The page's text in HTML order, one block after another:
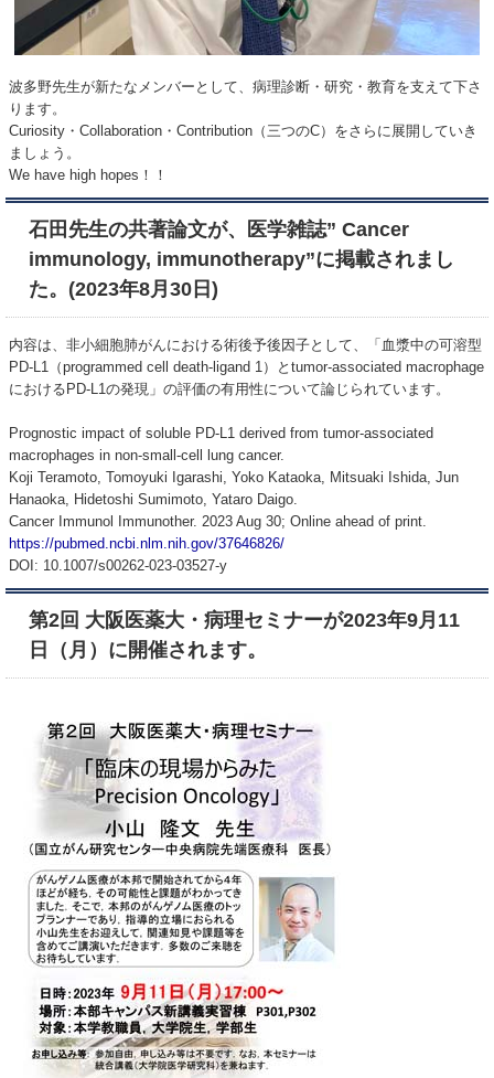
波多野先生が新たなメンバーとして、病理診断・研究・教育を支えて下さ
ります。
Curiosity・Collaboration・Contribution（三つのC）をさらに展開していき
ましょう。
We have high hopes！！
石田先生の共著論文が、医学雑誌” Cancer
immunology, immunotherapy”に掲載されまし
た。(2023年8月30日)
内容は、非小細胞肺がんにおける術後予後因子として、「血漿中の可溶型
PD-L1（programmed cell death-ligand 1）とtumor-associated macrophage
におけるPD-L1の発現」の評価の有用性について論じられています。
Prognostic impact of soluble PD-L1 derived from tumor-associated
macrophages in non-small-cell lung cancer.
Koji Teramoto, Tomoyuki Igarashi, Yoko Kataoka, Mitsuaki Ishida, Jun
Hanaoka, Hidetoshi Sumimoto, Yataro Daigo.
Cancer Immunol Immunother. 2023 Aug 30; Online ahead of print.
https://pubmed.ncbi.nlm.nih.gov/37646826/
DOI: 10.1007/s00262-023-03527-y
第2回 大阪医薬大・病理セミナーが2023年9月11
日（月）に開催されます。